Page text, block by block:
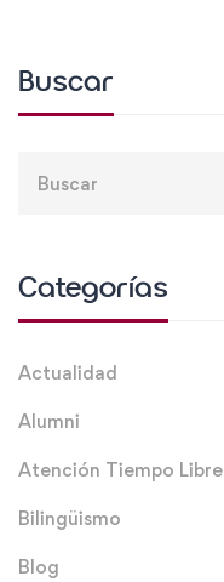
Buscar
Categorías
Actualidad
Alumni
Atención Tiempo Libre
Bilingüismo
Blog